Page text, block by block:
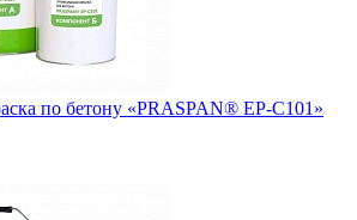
по бетону «PRASPAN® EP-C101»